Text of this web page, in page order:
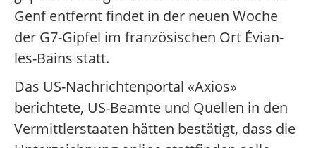
Genf entfernt findet in der neuen Woche
der G7-Gipfel im französischen Ort Évian-
les-Bains statt.
Das US-Nachrichtenportal «Axios»
berichtete, US-Beamte und Quellen in den
Vermittlerstaaten hätten bestätigt, dass die